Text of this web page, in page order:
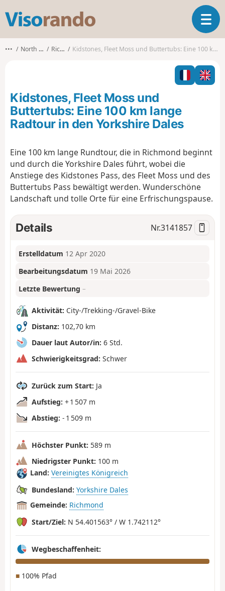
s
o
o
T
o
g
l
e
n
t
o
••• North Yorkshire Richmond Kidstones, Fleet Moss und Buttertubs: Eine 100 km lange Radtour in den Yorkshire Dales
Kidstones, Fleet Moss und
Buttertubs: Eine 100 km lange
Radtour in den Yorkshire Dales
Eine 100 km lange Rundtour, die in Richmond beginnt
und durch die Yorkshire Dales führt, wobei die
Anstiege des Kidstones Pass, des Fleet Moss und des
Buttertubs Pass bewältigt werden. Wunderschöne
Landschaft und tolle Orte für eine Erfrischungspause.
Details Nr.3141857
Erstelldatum 12 Apr 2020
Bearbeitungsdatum 19 Mai 2026
Letzte Bewertung –
Aktivität: City-/Trekking-/Gravel-Bike
Distanz: 102,70 km
Dauer laut Autor/in: 6 Std.
Schwierigkeitsgrad: Schwer
Zurück zum Start: Ja
Aufstieg: + 1 507 m
Abstieg: - 1 509 m
Höchster Punkt: 589 m
Niedrigster Punkt: 100 m
Land: Vereinigtes Königreich
Bundesland: Yorkshire Dales
Gemeinde: Richmond
Start/Ziel: N 54.401563° / W 1.742112°
Wegbeschaffenheit:
■ 100% Pfad